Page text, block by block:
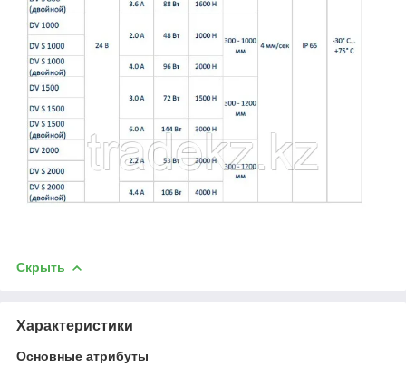
Скрыть
Характеристики
Основные атрибуты